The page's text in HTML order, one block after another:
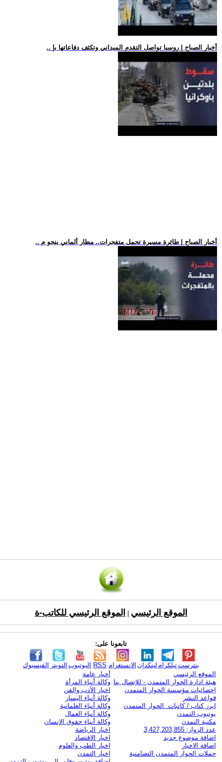
.. أخبار الصباح | روسيا تواصل التقدم الميداني وتكثف دفاعاتها بإ
.. أخبار الصباح | طائرة مسيرة تحمل متفجرات.. مطار ألماني ينجو م
الموقع الرئيسي الموقع الرئيسي للكاتب-ة
تابعونا على:
الفيسبوك التويتر اليوتيوب RSS الانستغرام لينكدإن تيلكرامبنترست
الموقع الرئيسي
هيئة ادارة الحوار المتمدن - للإتصال بنا
إحصائيات مؤسسة الحوار المتمدن
قواعد النشر
ابرز كتاب / كاتبات الحوار المتمدن
يوتيوب التمدن
مكتبة التمدن
عدد الزوار: 3,427,203,855
اضافة موضوع جديد
اضافة الاخبار
حملات الحوار المتمدن التضامنية
أخبار عامة
وكالة أنباء المرأة
اخبار الأدب والفن
وكالة أنباء اليسار
وكالة أنباء العلمانية
وكالة أنباء العمال
وكالة أنباء حقوق الإنسان
اخبار الرياضة
اخبار الاقتصاد
اخبار الطب والعلوم
اخبار التمدن